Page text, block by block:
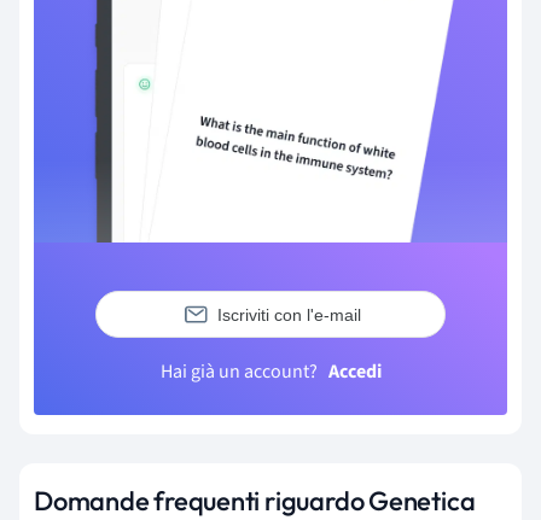
Iscriviti con l'e-mail
Hai già un account? Accedi
Domande frequenti riguardo Genetica